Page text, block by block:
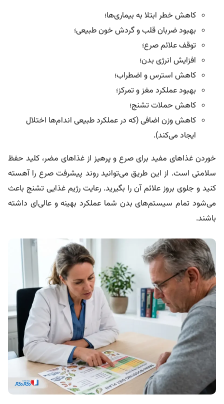
کاهش خطر ابتلا به بیماری‌ها؛
بهبود ضربان قلب و گردش خون طبیعی؛
توقف علائم صرع؛
افزایش انرژی بدن؛
کاهش استرس و اضطراب؛
بهبود عملکرد مغز و تمرکز؛
کاهش حملات تشنج؛
کاهش وزن اضافی (که در عملکرد طبیعی اندام‌ها اختلال
ایجاد می‌کند).
خوردن غذاهای مفید برای صرع و پرهیز از غذاهای مضر، کلید حفظ
سلامتی است. از این طریق می‌توانید روند پیشرفت صرع را آهسته
کنید و جلوی بروز علائم آن را بگیرید. رعایت رژیم غذایی تشنج باعث
می‌شود تمام سیستم‌های بدن شما عملکرد بهینه و عالی‌ای داشته
باشند.